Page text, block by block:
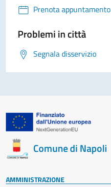
Prenota appuntamento
Problemi in città
Segnala disservizio
Comune di Napoli
AMMINISTRAZIONE